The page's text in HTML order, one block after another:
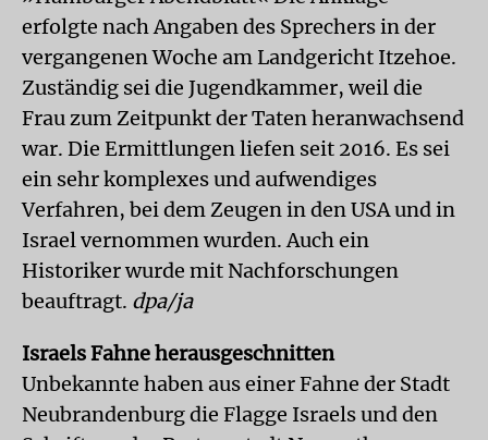
erfolgte nach Angaben des Sprechers in der
vergangenen Woche am Landgericht Itzehoe.
Zuständig sei die Jugendkammer, weil die
Frau zum Zeitpunkt der Taten heranwachsend
war. Die Ermittlungen liefen seit 2016. Es sei
ein sehr komplexes und aufwendiges
Verfahren, bei dem Zeugen in den USA und in
Israel vernommen wurden. Auch ein
Historiker wurde mit Nachforschungen
beauftragt. dpa/ja
Israels Fahne herausgeschnitten
Unbekannte haben aus einer Fahne der Stadt
Neubrandenburg die Flagge Israels und den